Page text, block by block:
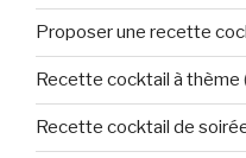
Proposer une recette
Recette cocktail à thème
Recette cocktail de